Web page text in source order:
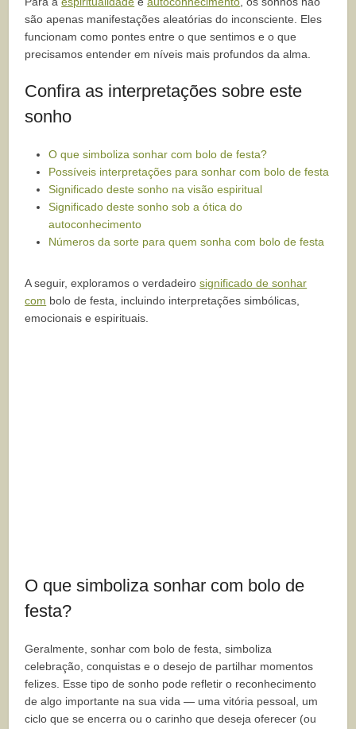
são apenas manifestações aleatórias do inconsciente. Eles
funcionam como pontes entre o que sentimos e o que
precisamos entender em níveis mais profundos da alma.
Confira as interpretações sobre este
sonho
O que simboliza sonhar com bolo de festa?
Possíveis interpretações para sonhar com bolo de festa
Significado deste sonho na visão espiritual
Significado deste sonho sob a ótica do
autoconhecimento
Números da sorte para quem sonha com bolo de festa
A seguir, exploramos o verdadeirosignificado de sonhar
com bolo de festa, incluindo interpretações simbólicas,
emocionais e espirituais.
O que simboliza sonhar com bolo de
festa?
Geralmente, sonhar com bolo de festa, simboliza
celebração, conquistas e o desejo de partilhar momentos
felizes. Esse tipo de sonho pode refletir o reconhecimento
de algo importante na sua vida — uma vitória pessoal, um
ciclo que se encerra ou o carinho que deseja oferecer (ou